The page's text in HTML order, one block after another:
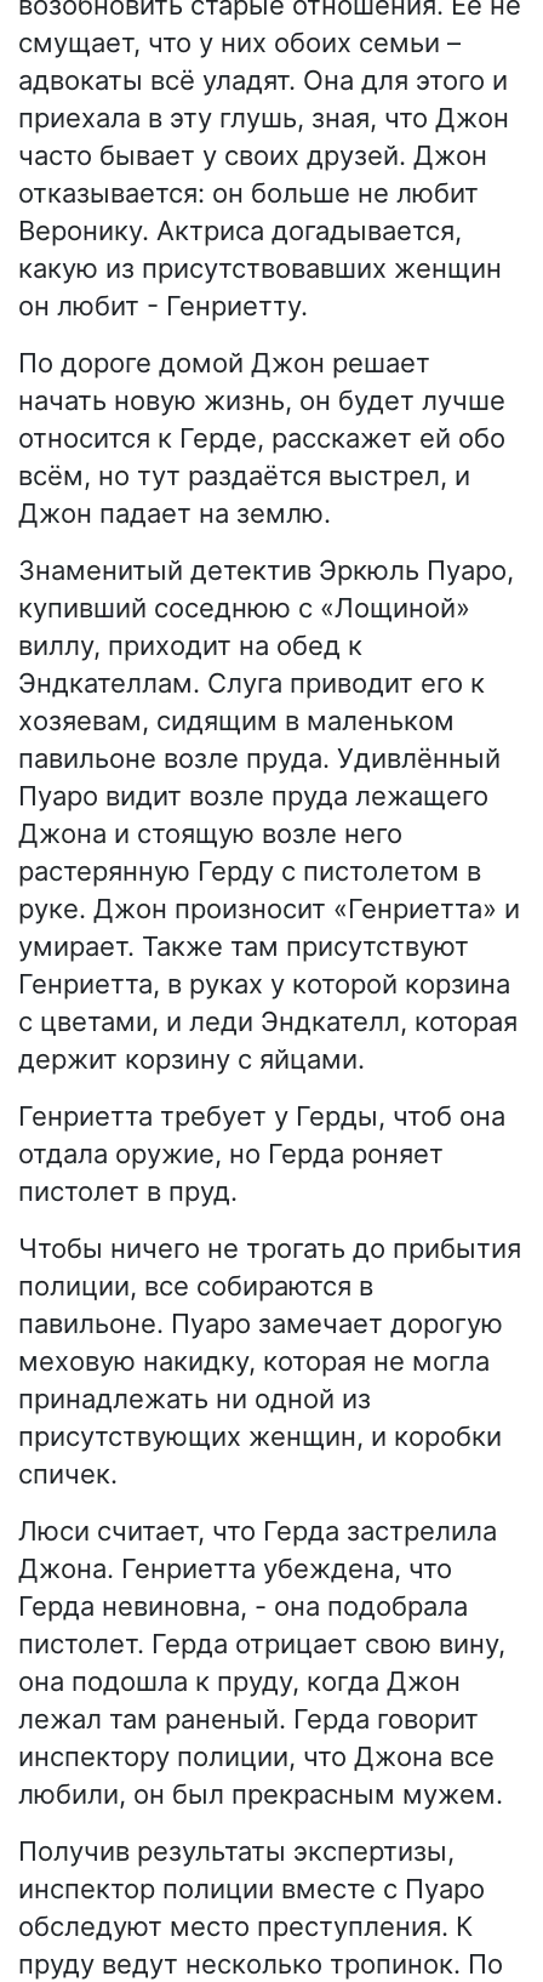
смущает, что у них обоих семьи –
адвокаты всё уладят. Она для этого и
приехала в эту глушь, зная, что Джон
часто бывает у своих друзей. Джон
отказывается: он больше не любит
Веронику. Актриса догадывается,
какую из присутствовавших женщин
он любит - Генриетту.
По дороге домой Джон решает
начать новую жизнь, он будет лучше
относится к Герде, расскажет ей обо
всём, но тут раздаётся выстрел, и
Джон падает на землю.
Знаменитый детектив Эркюль Пуаро,
купивший соседнюю с «Лощиной»
виллу, приходит на обед к
Эндкателлам. Слуга приводит его к
хозяевам, сидящим в маленьком
павильоне возле пруда. Удивлённый
Пуаро видит возле пруда лежащего
Джона и стоящую возле него
растерянную Герду с пистолетом в
руке. Джон произносит «Генриетта» и
умирает. Также там присутствуют
Генриетта, в руках у которой корзина
с цветами, и леди Эндкателл, которая
держит корзину с яйцами.
Генриетта требует у Герды, чтоб она
отдала оружие, но Герда роняет
пистолет в пруд.
Чтобы ничего не трогать до прибытия
полиции, все собираются в
павильоне. Пуаро замечает дорогую
меховую накидку, которая не могла
принадлежать ни одной из
присутствующих женщин, и коробки
спичек.
Люси считает, что Герда застрелила
Джона. Генриетта убеждена, что
Герда невиновна, - она подобрала
пистолет. Герда отрицает свою вину,
она подошла к пруду, когда Джон
лежал там раненый. Герда говорит
инспектору полиции, что Джона все
любили, он был прекрасным мужем.
Получив результаты экспертизы,
инспектор полиции вместе с Пуаро
обследуют место преступления. К
пруду ведут несколько тропинок. По